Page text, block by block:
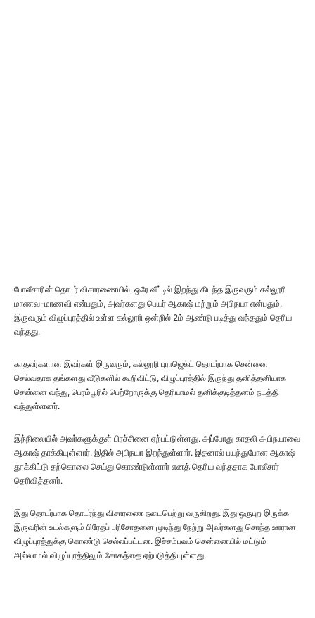
போலீசாரின் தொடர் விசாரணையில், ஒரே வீட்டில் இறந்து கிடந்த இருவரும் கல்லூரி
மாணவ-மாணவி என்பதும், அவர்களது பெயர் ஆகாஷ் மற்றும் அபிநயா என்பதும்,
இருவரும் விழுப்புரத்தில் உள்ள கல்லூரி ஒன்றில் 2ம் ஆண்டு படித்து வந்ததும் தெரிய
வந்தது.
காதலர்களான இவர்கள் இருவரும், கல்லூரி புராஜெக்ட் தொடர்பாக சென்னை
செல்வதாக தங்களது வீடுகளில் கூறிவிட்டு, விழுப்புரத்தில் இருந்து தனித்தனியாக
சென்னை வந்து, பெரம்பூரில் பெற்றோருக்கு தெரியாமல் தனிக்குடித்தனம் நடத்தி
வந்துள்ளனர்.
இந்நிலையில் அவர்களுக்குள் பிரச்சினை ஏற்பட்டுள்ளது. அப்போது காதலி அபிநயாவை
ஆகாஷ் தாக்கியுள்ளார். இதில் அபிநயா இறந்துள்ளார். இதனால் பயந்துபோன ஆகாஷ்
தூக்கிட்டு தற்கொலை செய்து கொண்டுள்ளார் எனத் தெரிய வந்ததாக போலீசார்
தெரிவித்தனர்.
இது தொடர்பாக தொடர்ந்து விசாரணை நடைபெற்று வருகிறது. இது ஒருபுற இருக்க
இருவரின் உடல்களும் பிரேதப் பரிசோதனை முடிந்து நேற்று அவர்களது சொந்த ஊரான
விழுப்புரத்துக்கு கொண்டு செல்லப்பட்டன. இச்சம்பவம் சென்னையில் மட்டும்
அல்லாமல் விழுப்புரத்திலும் சோகத்தை ஏற்படுத்தியுள்ளது.